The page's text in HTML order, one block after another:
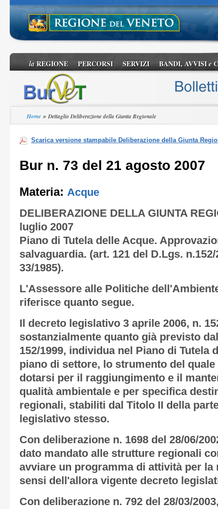
laREGIONE PERCORSI SERVIZI BANDI, AVVISIe
Home »Dettaglio Deliberazione della Giunta Regionale
Scarica versione stampabile Deliberazione della Giunta
Bur n. 73 del 21 agosto 2007
Materia: Acque
DELIBERAZIONE DELLA GIUNTA
luglio 2007
Piano di Tutela delle Acque.
salvaguardia. (art. 121 del D.Lgs.
33/1985).
L'Assessore alle Politiche
riferisce quanto segue.
Il decreto legislativo 3 aprile 2006, n.
sostanzialmente quanto già previsto
152/1999, individua nel Piano di Tutela
piano di settore, lo strumento del
dotarsi per il raggiungimento e il
qualità ambientale e per specifica
regionali, stabiliti dal Titolo II della
legislativo stesso.
Con deliberazione n. 1698 del 28/06/
dato mandato alle strutture regionali
avviare un programma di attività per la
sensi dell'allora vigente decreto
Con deliberazione n. 792 del 28/03/